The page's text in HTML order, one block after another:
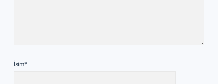
İsim*